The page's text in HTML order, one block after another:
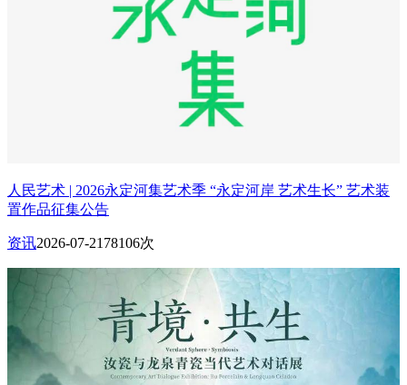
人民艺术 | 2026永定河集艺术季 “永定河岸 艺术生长” 艺术装
置作品征集公告
资讯2026-07-21 78106次